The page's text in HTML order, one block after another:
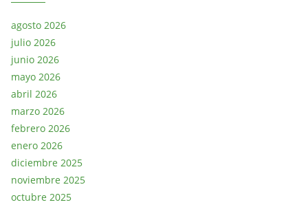
agosto 2026
julio 2026
junio 2026
mayo 2026
abril 2026
marzo 2026
febrero 2026
enero 2026
diciembre 2025
noviembre 2025
octubre 2025